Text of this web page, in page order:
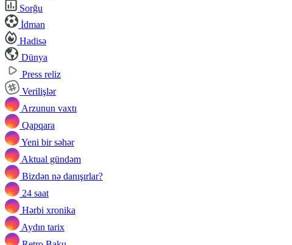
Sorğu
İdman
Hadisə
Dünya
Press reliz
Verilişlər
Arzunun vaxtı
Qapqara
Yeni bir səhər
Aktual gündəm
Bizdən nə danışırlar?
24 saat
Hərbi xronika
Aydın tarix